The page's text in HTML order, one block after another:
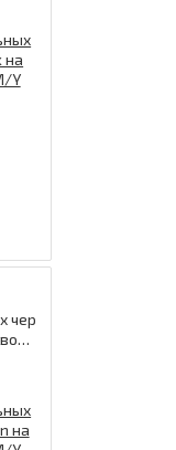
чер